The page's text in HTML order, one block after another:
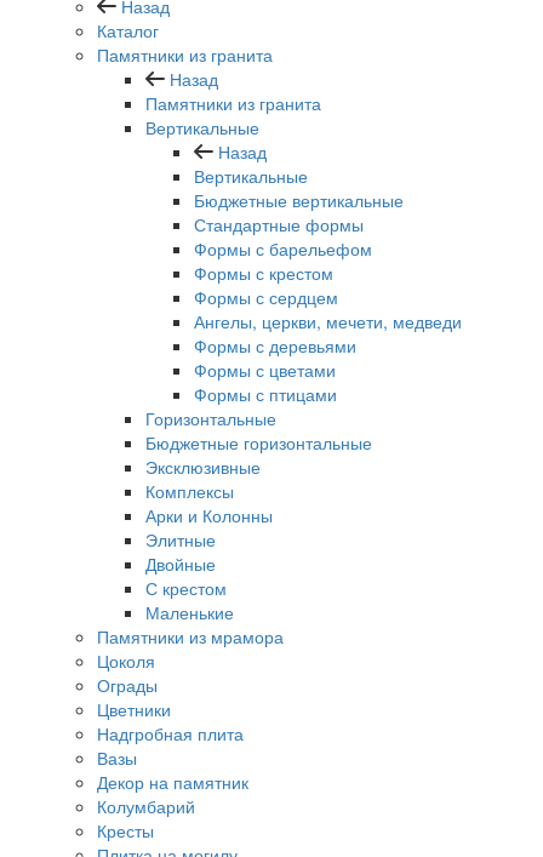
Назад
Каталог
Памятники из гранита
Назад
Памятники из гранита
Вертикальные
Назад
Вертикальные
Бюджетные вертикальные
Стандартные формы
Формы с барельефом
Формы с крестом
Формы с сердцем
Ангелы, церкви, мечети, медведи
Формы с деревьями
Формы с цветами
Формы с птицами
Горизонтальные
Бюджетные горизонтальные
Эксклюзивные
Комплексы
Арки и Колонны
Элитные
Двойные
С крестом
Маленькие
Памятники из мрамора
Цоколя
Ограды
Цветники
Надгробная плита
Вазы
Декор на памятник
Колумбарий
Кресты